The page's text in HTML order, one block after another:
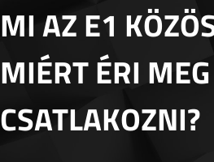
MI AZ E1
MIÉRT ÉRI MEG
CSATLAKOZNI?